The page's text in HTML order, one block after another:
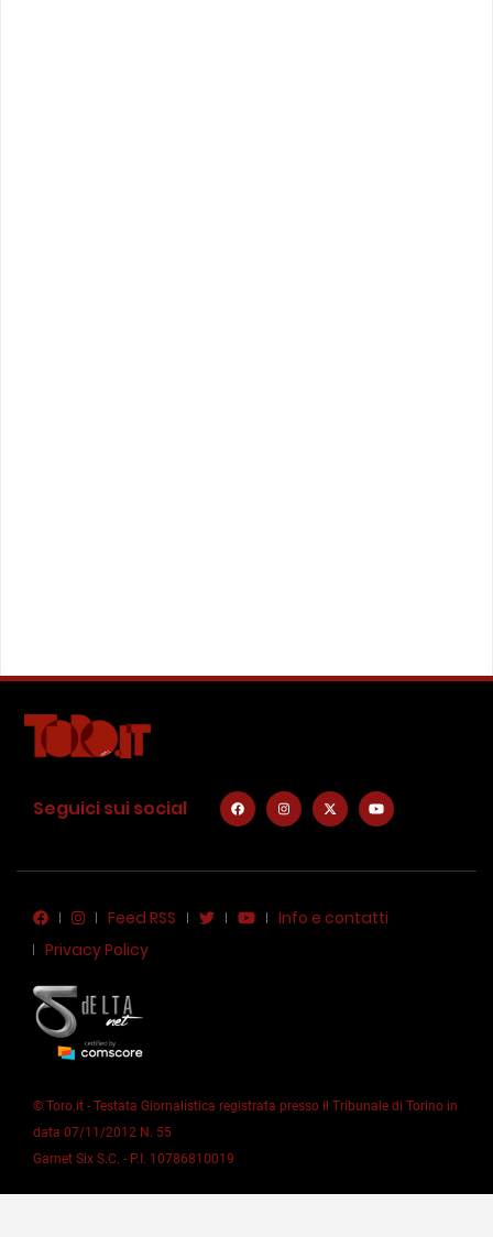
Seguici sui social
Feed RSS
Info e contatti
Privacy Policy
© Toro.it - Testata Giornalistica registrata presso il Tribunale di Torino in
data 07/11/2012 N. 55
Garnet Six S.C. - P.I. 10786810019